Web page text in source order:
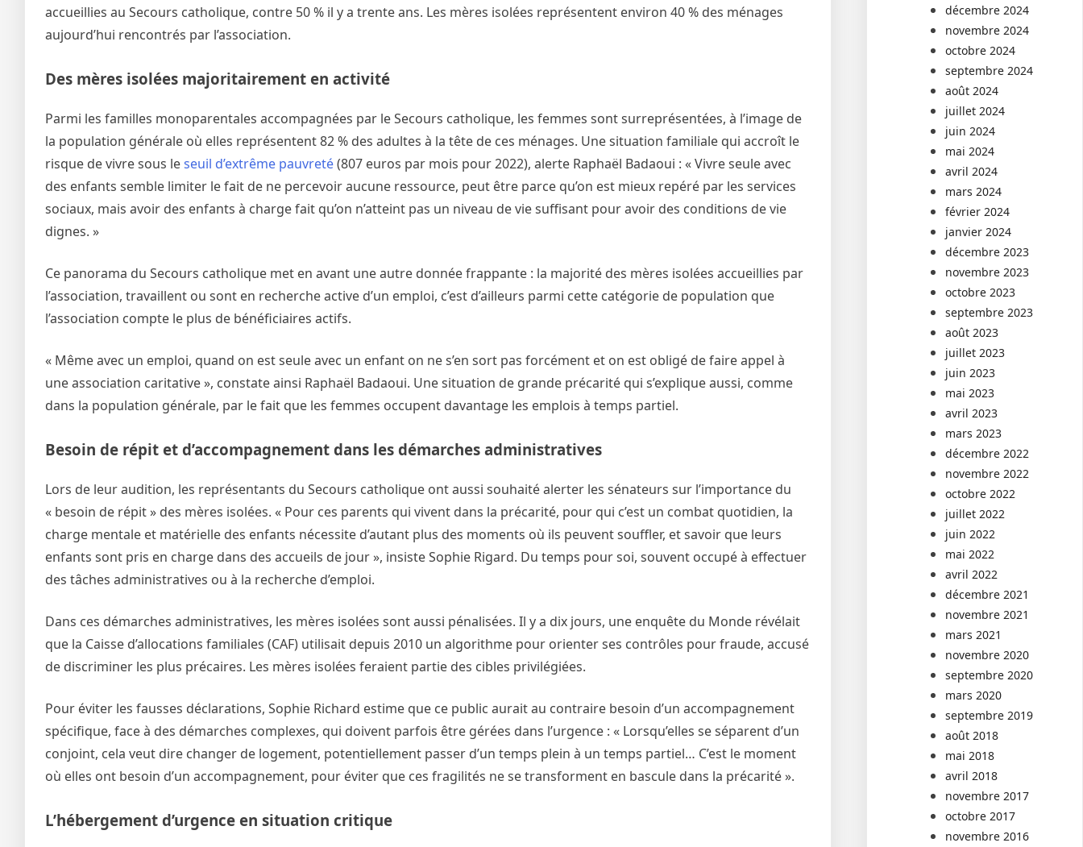
accueillies au Secours catholique, contre 50 % il y a trente ans. Les mères isolées représentent environ 40 % des ménages
aujourd’hui rencontrés par l’association.
Des mères isolées majoritairement en activité
Parmi les familles monoparentales accompagnées par le Secours catholique, les femmes sont surreprésentées, à l’image de
la population générale où elles représentent 82 % des adultes à la tête de ces ménages. Une situation familiale qui accroît le
risque de vivre sous leseuil d’extrême pauvreté(807 euros par mois pour 2022), alerte Raphaël Badaoui : « Vivre seule avec
des enfants semble limiter le fait de ne percevoir aucune ressource, peut être parce qu’on est mieux repéré par les services
sociaux, mais avoir des enfants à charge fait qu’on n’atteint pas un niveau de vie suffisant pour avoir des conditions de vie
dignes. »
Ce panorama du Secours catholique met en avant une autre donnée frappante : la majorité des mères isolées accueillies par
l’association, travaillent ou sont en recherche active d’un emploi, c’est d’ailleurs parmi cette catégorie de population que
l’association compte le plus de bénéficiaires actifs.
« Même avec un emploi, quand on est seule avec un enfant on ne s’en sort pas forcément et on est obligé de faire appel à
une association caritative », constate ainsi Raphaël Badaoui. Une situation de grande précarité qui s’explique aussi, comme
dans la population générale, par le fait que les femmes occupent davantage les emplois à temps partiel.
Besoin de répit et d’accompagnement dans les démarches administratives
Lors de leur audition, les représentants du Secours catholique ont aussi souhaité alerter les sénateurs sur l’importance du
« besoin de répit » des mères isolées. « Pour ces parents qui vivent dans la précarité, pour qui c’est un combat quotidien, la
charge mentale et matérielle des enfants nécessite d’autant plus des moments où ils peuvent souffler, et savoir que leurs
enfants sont pris en charge dans des accueils de jour », insiste Sophie Rigard. Du temps pour soi, souvent occupé à effectuer
des tâches administratives ou à la recherche d’emploi.
Dans ces démarches administratives, les mères isolées sont aussi pénalisées. Il y a dix jours, une enquête du Monde révélait
que la Caisse d’allocations familiales (CAF) utilisait depuis 2010 un algorithme pour orienter ses contrôles pour fraude, accusé
de discriminer les plus précaires. Les mères isolées feraient partie des cibles privilégiées.
Pour éviter les fausses déclarations, Sophie Richard estime que ce public aurait au contraire besoin d’un accompagnement
spécifique, face à des démarches complexes, qui doivent parfois être gérées dans l’urgence : « Lorsqu’elles se séparent d’un
conjoint, cela veut dire changer de logement, potentiellement passer d’un temps plein à un temps partiel… C’est le moment
où elles ont besoin d’un accompagnement, pour éviter que ces fragilités ne se transforment en bascule dans la précarité ».
L’hébergement d’urgence en situation critique
décembre 2024
novembre 2024
octobre 2024
septembre 2024
août 2024
juillet 2024
juin 2024
mai 2024
avril 2024
mars 2024
février 2024
janvier 2024
décembre 2023
novembre 2023
octobre 2023
septembre 2023
août 2023
juillet 2023
juin 2023
mai 2023
avril 2023
mars 2023
décembre 2022
novembre 2022
octobre 2022
juillet 2022
juin 2022
mai 2022
avril 2022
décembre 2021
novembre 2021
mars 2021
novembre 2020
septembre 2020
mars 2020
septembre 2019
août 2018
mai 2018
avril 2018
novembre 2017
octobre 2017
novembre 2016